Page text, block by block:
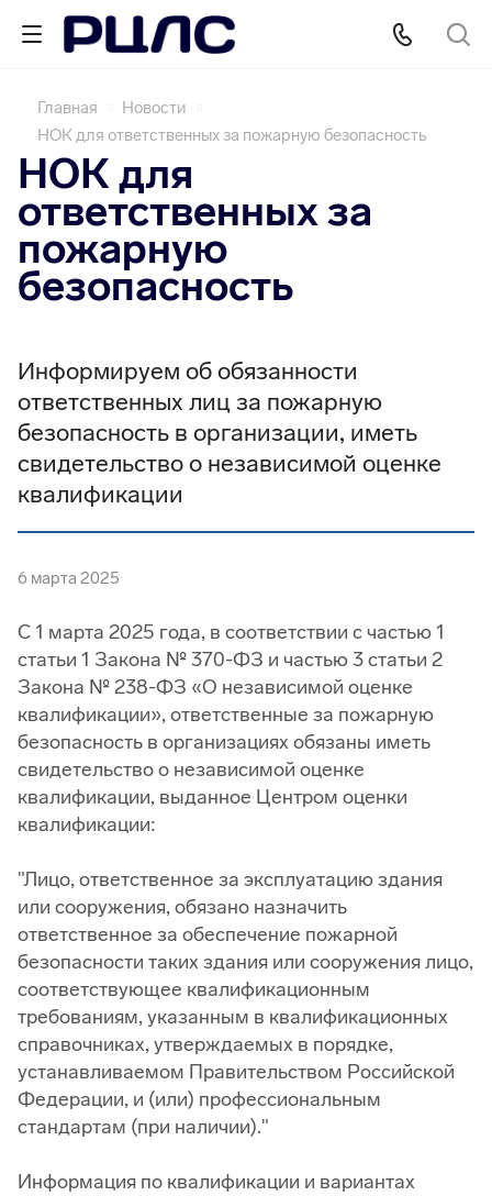
Главная
Новости
НОК для ответственных за пожарную безопасность
НОК для
ответственных за
пожарную
безопасность
Информируем об обязанности
ответственных лиц за пожарную
безопасность в организации, иметь
свидетельство о независимой оценке
квалификации
6 марта 2025
С 1 марта 2025 года, в соответствии с частью 1
статьи 1 Закона № 370-ФЗ и частью 3 статьи 2
Закона № 238-ФЗ «О независимой оценке
квалификации», ответственные за пожарную
безопасность в организациях обязаны иметь
свидетельство о независимой оценке
квалификации, выданное Центром оценки
квалификации:
"Лицо, ответственное за эксплуатацию здания
или сооружения, обязано назначить
ответственное за обеспечение пожарной
безопасности таких здания или сооружения лицо,
соответствующее квалификационным
требованиям, указанным в квалификационных
справочниках, утверждаемых в порядке,
устанавливаемом Правительством Российской
Федерации, и (или) профессиональным
стандартам (при наличии)."
Информация по квалификации и вариантах